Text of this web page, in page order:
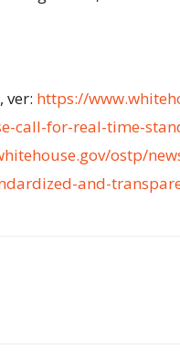
ver: https://
call-for-real-time-
ostp/
and-